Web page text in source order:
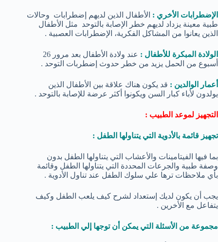
الإضطرابات الأخري : الأطفال الذين لديهم إضطرابات وحالات
طبية معينة يزداد لديهم خطر الإصابة بالتوحد مثل الأطفال
الذين يعانوا من المشاكل الفكرية، الإضطرابات العصبية .
الولادة المبكرة للأطفال :
عند ولادة الأطفال بعد مرور 26
أسبوع من الحمل يزيد من خطر حدوث إضطربات التوحد .
أعمار الوالدين : قد يكون هناك علاقة بين الأطفال الذين
يولدون لأباء كبار السن ويكونوا أكثر عرضة للإصابة بالتوحد .
التجهيز لموعد الطبيب :
تجهيز قائمة بالأدوية التي يتناولها الطفل :
بما فيها الفيتامينات والأعشاب التي يتناولها الطفل بدون
وصفة طبية والجرعات المحددة التي يتناولها الطفل وقائمة
بأي ملاحظات ترها علي سلوك الطفل عند تناول الأدوية .
يجب أن يكون لديك إستعداد لشرح كيف يلعب الطفل وكيف
يتفاعل مع الأخرين .
مجموعة من الأسئلة التي يمكن أن توجها إلي الطبيب :